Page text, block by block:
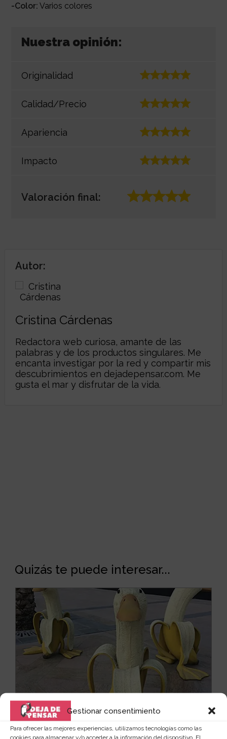
Gestionar consentimiento
Para ofrecer las mejores experiencias, utilizamos tecnologías como las
cookies para almacenar y/o acceder a la información del dispositivo. El
-Color: Varios colores
Nuestra opinión:
Originalidad
Calidad/Precio
Apariencia
Impacto
Valoración final:
Autor:
Cristina Cárdenas
Redactora web curiosa, amante de las
palabras y de los productos singulares. Me
encanta investigar por la red y compartir mis
descubrimientos en dejadepensar.com. Me
gusta el mar y disfrutar de la vida.
Quizás te puede interesar...